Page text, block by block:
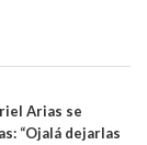
Arias se
“Ojalá dejarlas